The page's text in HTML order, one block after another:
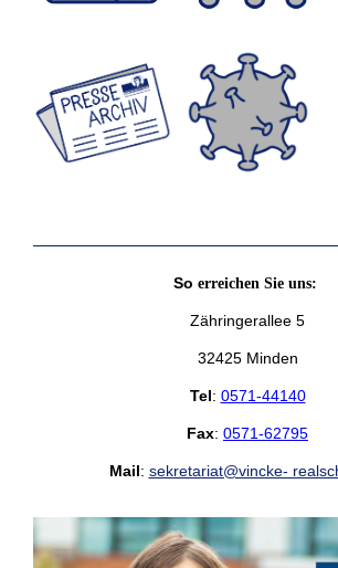
So erreichen Sie uns:
Zähringerallee 5
32425 Minden
Tel: 0571-44140
Fax: 0571-62795
Mail: sekretariat@vincke-